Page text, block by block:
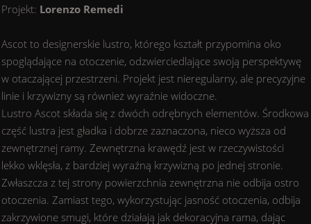
Projekt: Lorenzo Remedi
Ascot to designerskie lustro, którego kształt przypomina oko
spoglądające na otoczenie, odzwierciedlające swoją perspektywę
w otaczającej przestrzeni. Projekt jest nieregularny, ale precyzyjne
linie i krzywizny są również wyraźnie widoczne.
Lustro Ascot składa się z dwóch odrębnych elementów. Środkowa
część lustra jest gładka i dobrze zaznaczona, nieco wyższa od
zewnętrznej ramy. Zewnętrzna krawędź jest w rzeczywistości
lekko wklęsła, z bardziej wyraźną krzywizną po jednej stronie.
Zwłaszcza z tej strony powierzchnia zewnętrzna nie odbija ostro
otoczenia. Zamiast tego, wykorzystując jasność otoczenia, odbija
zakrzywione smugi, które działają jak dekoracyjna rama, dając